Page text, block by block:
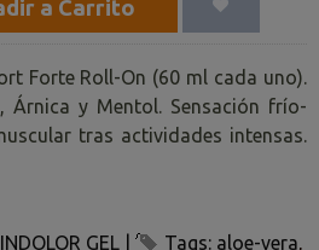
a Carrito
Forte Roll-On (60 ml cada uno).
Árnica y Mentol. Sensación frío-
tras actividades intensas.
GEL Tags: aloe-vera